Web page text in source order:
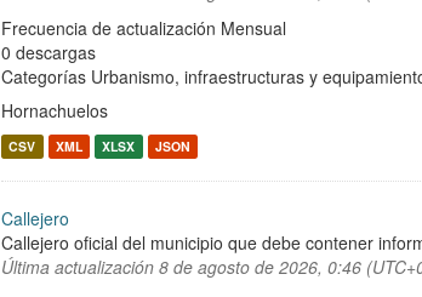
Frecuencia de actualización Mensual
0 descargas
Categorías Urbanismo, infraestructuras y
Hornachuelos
CSV XML XLSX JSON
Callejero
Callejero oficial del municipio que debe contener
Última actualización 8 de agosto de 2026, 0:46